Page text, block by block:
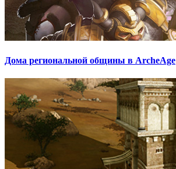
Дома региональной общины в ArcheAge